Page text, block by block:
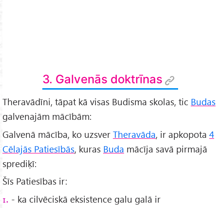
3. Galvenās doktrīnas
Theravādīni, tāpat kā visas Budisma skolas, tic Budas
galvenajām mācībām:
Galvenā mācība, ko uzsver Theravāda, ir apkopota 4
Cēlajās Patiesībās, kuras Buda mācīja savā pirmajā
sprediķī:
Šīs Patiesības ir:
1. - ka cilvēciskā eksistence galu galā ir